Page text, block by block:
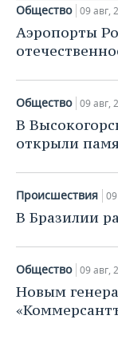
НЕФТЕХИМИЯ
НЕФТЬ
ОПК
ЭНЕРГЕТИКА
РОЗНИЧНАЯ
УСЛУГИ
НОВОСТИ
МЕДИА
МЕРОПРИЯТИЯ
ВЫЕЗДНАЯ
БИЗНЕС-
ONLINE-
ОТКРЫТАЯ
НОВОСТИ
ФУТБОЛ
ХОККЕЙ
БАСКЕТБОЛ
ВОЛЕЙБОЛ
КИБЕРСПОРТ
ОБЩЕСТВО
НОВОСТИ
ВЛАСТЬ
ИСТОРИЯ
КУЛЬТУРА
ФОТОГАЛЕРЕЯ
СЮЖЕТЫ
СПРАВОЧНИК
СПИСОК
СПИСОК
ПОЛНАЯ ВЕРСИЯ
Общество 09 авг,
Аэропорты
Общество 09 авг,
В
открыли
Происшествия
В Бразилии
Общество 09 авг,
Новым